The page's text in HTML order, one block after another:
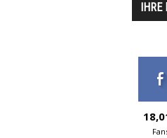
IHRE